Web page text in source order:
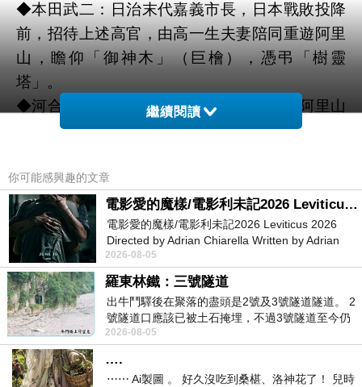
◆本田武二：日治末代嘉義市長，日本戰敗投降
前，招待上述高官，由高一生夫妻陪同重遊阿里
山，瞻仰「御神木」（巨檜），憑弔「樹靈
塔」。
◆河合鈰太郎：日本愛知縣人，曾有擘畫阿里山
森林開發暨阿里山鐵道規建之功，死後由民間友
碑儀式時，遺孀竟然不辭遠道而來，代其夫朗誦
一首，充滿殘念的愧疚遺詩：
斧斤走入翠微岑
伐盡千年古木林
枕石席苔散無蹤
鳴泉當作舊時音
前衛出版社
\\👇👇書籍傳送門👇👇//
繼續閱讀
你可能感興趣的文章
電影愛的魔樣/電影利未記2026 Leviticus 2026
電影愛的魔樣/電影利未記2026 Leviticus 2026
Directed by Adrian Chiarella Written by Adrian
Chiarella Starring Joe Bird
2026-08-05
羅東林鐵：三號隧道
出牛鬥驛後在聚落的盡頭是2號及3號隧道隧道。 2
號隧道口應該已被土石掩埋，不過3號隧道至今仍
存在。從台7丙牛鬥橋上往左岸上游方
2026-08-05
….
⋯⋯ Ai製圖 。 好久沒吃到桑椹、洛神花了！ 兒時